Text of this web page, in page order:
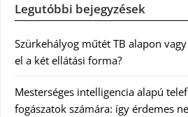
Legutóbbi bejegyzések
Szürkehályog műtét TB alapon
el a két ellátási forma?
Mesterséges intelligencia alapú
fogászatok számára: így érdemes